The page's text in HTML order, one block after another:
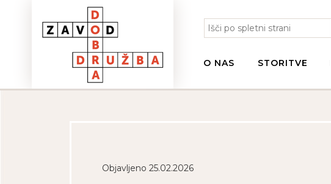
O NAS STORITVE
Objavljeno 25.02.2026